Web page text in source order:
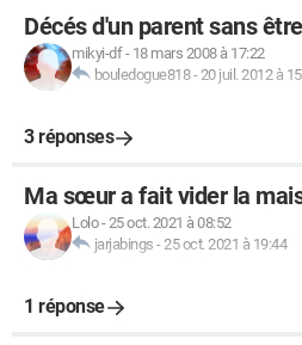
Décés d'un parent sans
mikyi-df- 18 mars 2008 à 17:22
bouledogue818-20 juil. 2012 à
3 réponses
Ma sœur a fait vider la
Lolo-25 oct. 2021 à 08:52
jarjabings -25 oct. 2021 à 19:44
1 réponse